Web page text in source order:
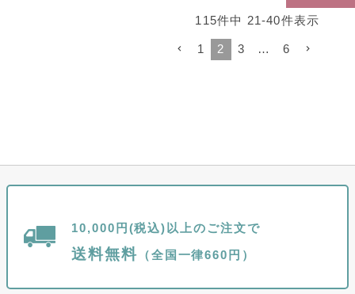
115件中 21 -40件表示
1 2 3 … 6
10,000円(税込)以上のご注文で
送料無料 （全国一律660円）